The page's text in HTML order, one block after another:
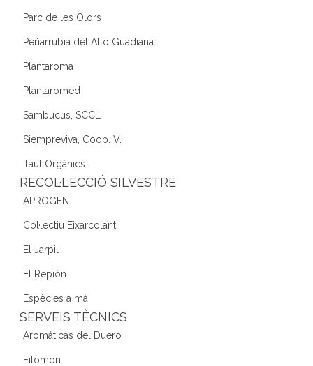
Parc de les Olors
Peñarrubia del Alto Guadiana
Plantaroma
Plantaromed
Sambucus, SCCL
Siempreviva, Coop. V.
TaüllOrgànics
RECOL·LECCIÓ SILVESTRE
APROGEN
Col·lectiu Eixarcolant
El Jarpil
El Repión
Espècies a mà
SERVEIS TÈCNICS
Aromáticas del Duero
Fitomon